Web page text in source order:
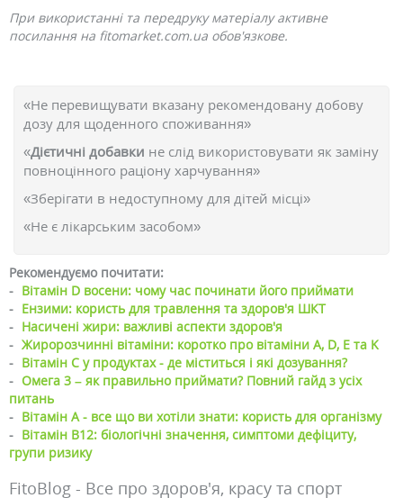
При використанні та передруку матеріалу активне
посилання на fitomarket.com.ua обов'язкове.
«Не перевищувати вказану рекомендовану добову
дозу для щоденного споживання»
«Дієтичні добавки не слід використовувати як заміну
повноцінного раціону харчування»
«Зберігати в недоступному для дітей місці»
«Не є лікарським засобом»
Рекомендуємо почитати:
- Вітамін D восени: чому час починати його приймати
- Ензими: користь для травлення та здоров'я ШКТ
- Насичені жири: важливі аспекти здоров'я
- Жиророзчинні вітаміни: коротко про вітаміни A, D, E та K
- Вітамін С у продуктах - де міститься і які дозування?
- Омега 3 – як правильно приймати? Повний гайд з усіх
питань
- Вітамін А - все що ви хотіли знати: користь для організму
- Вітамін B12: біологічні значення, симптоми дефіциту,
групи ризику
FitoBlog - Все про здоров'я, красу та спорт